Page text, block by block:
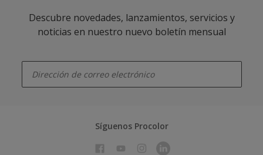
Descubre novedades, lanzamientos, servicios y
noticias en nuestro nuevo boletín mensual
Síguenos Procolor